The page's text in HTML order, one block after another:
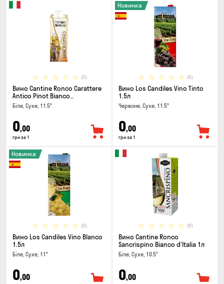
(0)
Вино Cantine Ronco Carattere
Antico Pinot Bianco
Chardonnay Rubicone IGT 0.25л
Біле, Сухе, 11.5°
0,00
грн за 1
(0)
Новинка
Вино Los Candiles Vino Tinto
1.5л
Червоне, Сухе, 11.5°
0,00
грн за 1
(0)
Новинка
Вино Los Candiles Vino Blanco
1.5л
Біле, Сухе, 11°
0,00
(0)
Вино Cantine Ronco
Sancrispino Bianco d'Italia 1л
Біле, Сухе, 10.5°
0,00